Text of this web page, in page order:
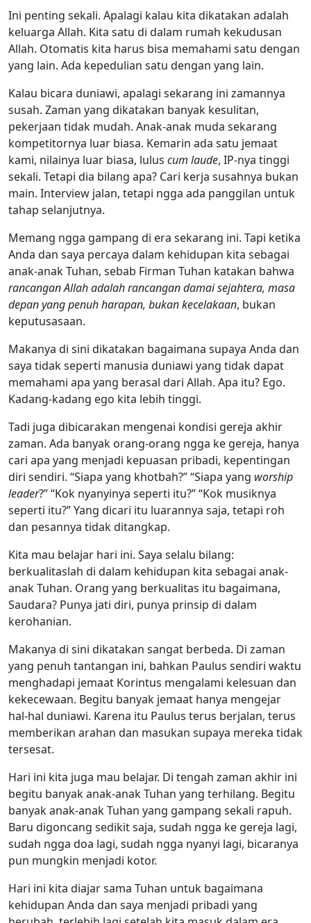
Ini penting sekali. Apalagi kalau kita dikatakan adalah
keluarga Allah. Kita satu di dalam rumah kekudusan
Allah. Otomatis kita harus bisa memahami satu dengan
yang lain. Ada kepedulian satu dengan yang lain.
Kalau bicara duniawi, apalagi sekarang ini zamannya
susah. Zaman yang dikatakan banyak kesulitan,
pekerjaan tidak mudah. Anak-anak muda sekarang
kompetitornya luar biasa. Kemarin ada satu jemaat
kami, nilainya luar biasa, lulus cum laude, IP-nya tinggi
sekali. Tetapi dia bilang apa? Cari kerja susahnya bukan
main. Interview jalan, tetapi ngga ada panggilan untuk
tahap selanjutnya.
Memang ngga gampang di era sekarang ini. Tapi ketika
Anda dan saya percaya dalam kehidupan kita sebagai
anak-anak Tuhan, sebab Firman Tuhan katakan bahwa
rancangan Allah adalah rancangan damai sejahtera, masa
depan yang penuh harapan, bukan kecelakaan, bukan
keputusasaan.
Makanya di sini dikatakan bagaimana supaya Anda dan
saya tidak seperti manusia duniawi yang tidak dapat
memahami apa yang berasal dari Allah. Apa itu? Ego.
Kadang-kadang ego kita lebih tinggi.
Tadi juga dibicarakan mengenai kondisi gereja akhir
zaman. Ada banyak orang-orang ngga ke gereja, hanya
cari apa yang menjadi kepuasan pribadi, kepentingan
diri sendiri. “Siapa yang khotbah?” “Siapa yang worship
leader?” “Kok nyanyinya seperti itu?” “Kok musiknya
seperti itu?” Yang dicari itu luarannya saja, tetapi roh
dan pesannya tidak ditangkap.
Kita mau belajar hari ini. Saya selalu bilang:
berkualitaslah di dalam kehidupan kita sebagai anak-
anak Tuhan. Orang yang berkualitas itu bagaimana,
Saudara? Punya jati diri, punya prinsip di dalam
kerohanian.
Makanya di sini dikatakan sangat berbeda. Di zaman
yang penuh tantangan ini, bahkan Paulus sendiri waktu
menghadapi jemaat Korintus mengalami kelesuan dan
kekecewaan. Begitu banyak jemaat hanya mengejar
hal-hal duniawi. Karena itu Paulus terus berjalan, terus
memberikan arahan dan masukan supaya mereka tidak
tersesat.
Hari ini kita juga mau belajar. Di tengah zaman akhir ini
begitu banyak anak-anak Tuhan yang terhilang. Begitu
banyak anak-anak Tuhan yang gampang sekali rapuh.
Baru digoncang sedikit saja, sudah ngga ke gereja lagi,
sudah ngga doa lagi, sudah ngga nyanyi lagi, bicaranya
pun mungkin menjadi kotor.
Hari ini kita diajar sama Tuhan untuk bagaimana
kehidupan Anda dan saya menjadi pribadi yang